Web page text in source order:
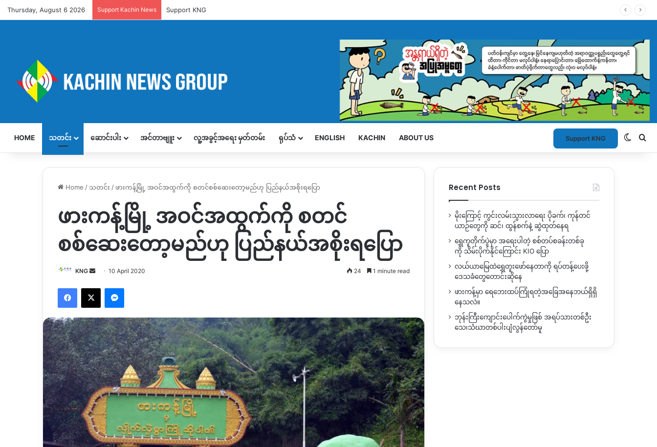
Thursday, August 6 2026 Support Kachin News Support KNG
HOME သတင်း ဆောင်းပါး အင်တာဗျူး လူ့အခွင့်အရေး မှတ်တမ်း ရုပ်သံ ENGLISH KACHIN ABOUT US Support KNG
Home / သတင်း /ဖားကန့်မြို့ အဝင်အထွက်ကို စတင်စစ်ဆေးတော့မည်ဟု ပြည်နယ်အစိုးရပြော
ဖားကန့်မြို့ အဝင်အထွက်ကို စတင်
စစ်ဆေးတော့မည်ဟု ပြည်နယ်အစိုးရပြော
KNG
Send10 April 2020 24 1 minute read
Facebook
X Messenger
Recent Posts
မိုးကြောင့် ကွင်းလမ်းသွားလာရေး ပိုခက်၊ ကုန်တင်
ယာဉ်တွေကို ဆင်၊ ထွန်စက်နဲ့ ဆွဲထုတ်နေရ
ရွှေကူတိုက်ပွဲမှာ အရေးပါတဲ့ စစ်တပ်စခန်းတစ်ခု
ကို သိမ်းပိုက်နိုင်ကြောင်း KIO ပြော
လယ်ယာမြေထဲရွှေတူးဖော်နေတာကို ရပ်တန့်ပေးဖို့
ဒေသခံတွေတောင်းဆိုနေ
ဖားကန့်မှာ ရေဘေးထပ်ကြုံရတဲ့အခြေအနေဘယ်ရှိရှိ
နေသလဲ။
ဘုန်းကြီးကျောင်းပေါက်ကွဲမှုဖြစ် အရပ်သားတစ်ဦး
သေ၊သံဃာတစ်ပါးပျံလွန်တော်မူ